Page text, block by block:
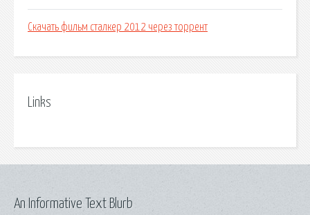
Скачать фильм сталкер 2012 через торрент
Links
An Informative Text Blurb